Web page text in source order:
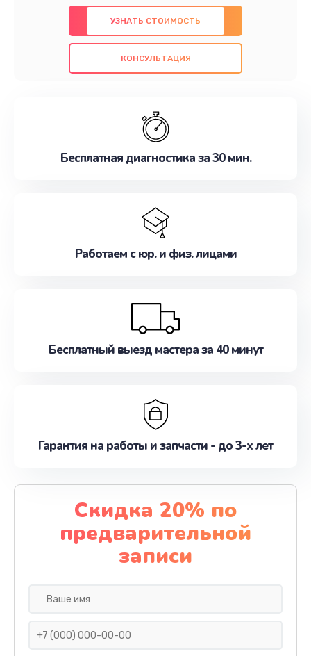
предлагаем быстрый и качественный ремонт с
использованием оригинальных компонентов, а
также гарантируем качество всех
проведенных работ. Наша цель - предоставить
наилучшим образом. Не медлите записаться на
УЗНАТЬ СТОИМОСТЬ
КОНСУЛЬТАЦИЯ
Бесплатная диагностика за 30 мин.
Работаем с юр. и физ. лицами
Бесплатный выезд мастера за 40 минут
Гарантия на работы и запчасти - до 3-х лет
Скидка 20% по
предварительной
записи